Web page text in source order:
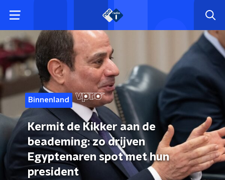
Binnenland
Kermit de Kikker aan de
beademing: zo drijven
Egyptenaren spot met hun
president